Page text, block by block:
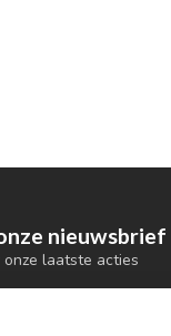
nieuwsbrief
laatste acties